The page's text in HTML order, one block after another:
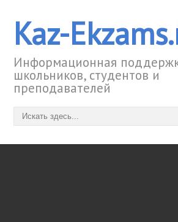
Kaz-
Информационная
школьников, студентов и
преподавателей